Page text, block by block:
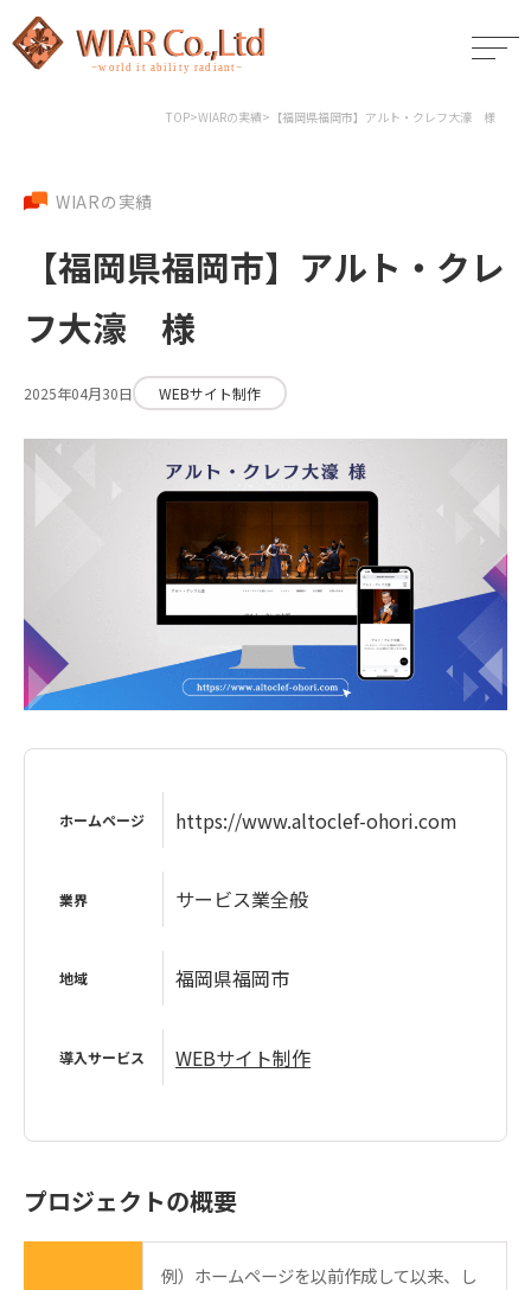
TOP>WIARの実績> 【福岡県福岡市】アルト・クレフ大濠 様
WIARの実績
【福岡県福岡市】アルト・クレ
フ大濠 様
2025年04月30日 WEBサイト制作
ホームページ https://www.altoclef-ohori.com
業界 サービス業全般
地域 福岡県福岡市
導入サービス WEBサイト制作
プロジェクトの概要
例）ホームページを以前作成して以来、し